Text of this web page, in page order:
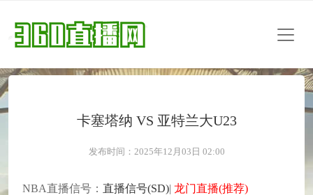
卡塞塔纳 VS 亚特兰大U23
发布时间：2025年12月03日 02:00
NBA直播信号： 直播信号(SD)| 龙门直播(推荐)